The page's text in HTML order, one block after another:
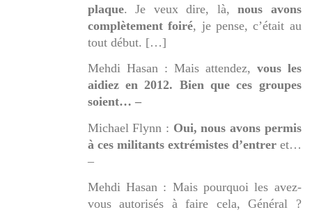
plaque. Je veux dire, là,nous avons
complètement foiré, je pense, c’était au
tout début. […]
Mehdi Hasan : Mais attendez, vous les
aidiez en 2012. Bien que ces groupes
soient… –
Michael Flynn : Oui, nous avons permis
à ces militants extrémistes d’entreret…
–
Mehdi Hasan : Mais pourquoi les avez-
vous autorisés à faire cela, Général ?